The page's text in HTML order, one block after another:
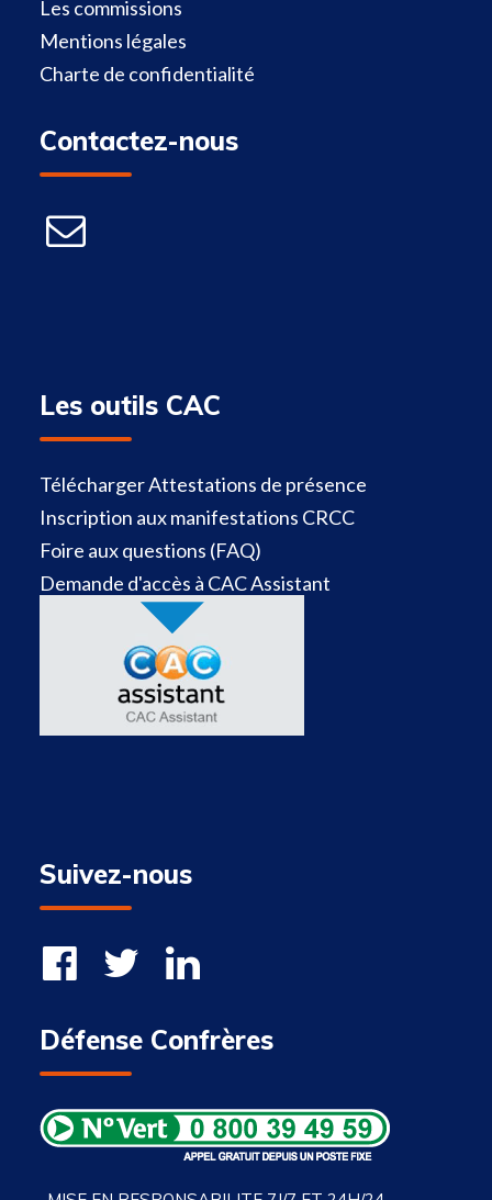
Les commissions
Mentions légales
Charte de confidentialité
Contactez-nous
Les outils CAC
Télécharger Attestations de présence
Inscription aux manifestations CRCC
Foire aux questions (FAQ)
Demande d'accès à CAC Assistant
Suivez-nous
Défense Confrères